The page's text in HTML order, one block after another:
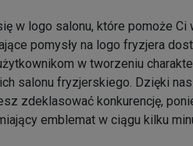
w logo salonu, które pomoże Ci
pomysły na logo fryzjera
w tworzeniu
salonu fryzjerskiego. Dzięki
zdeklasować konkurencję,
emblemat w ciągu kilku